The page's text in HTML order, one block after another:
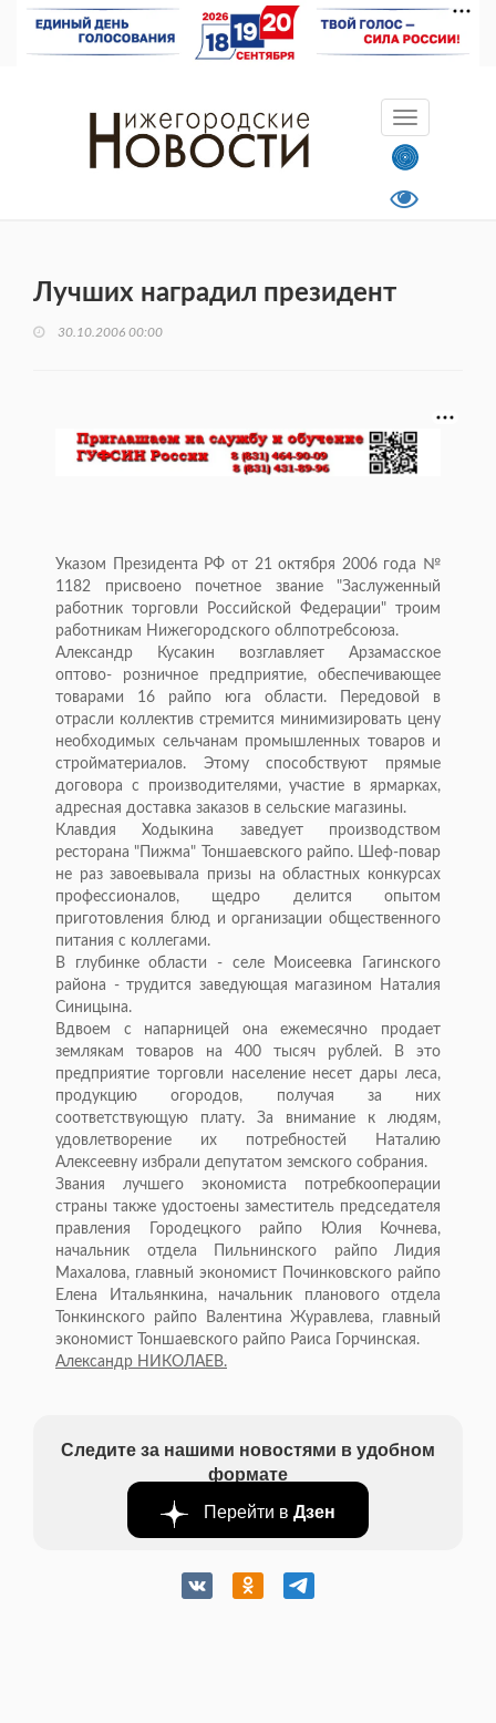
Лучших наградил президент
30.10.2006 00:00
Указом Президента РФ от 21 октября 2006 года №
1182 присвоено почетное звание "Заслуженный
работник торговли Российской Федерации" троим
работникам Нижегородского облпотребсоюза.
Александр Кусакин возглавляет Арзамасское
оптово- розничное предприятие, обеспечивающее
товарами 16 райпо юга области. Передовой в
отрасли коллектив стремится минимизировать цену
необходимых сельчанам промышленных товаров и
стройматериалов. Этому способствуют прямые
договора с производителями, участие в ярмарках,
адресная доставка заказов в сельские магазины.
Клавдия Ходыкина заведует производством
ресторана "Пижма" Тоншаевского райпо. Шеф-повар
не раз завоевывала призы на областных конкурсах
профессионалов, щедро делится опытом
приготовления блюд и организации общественного
питания с коллегами.
В глубинке области - селе Моисеевка Гагинского
района - трудится заведующая магазином Наталия
Синицына.
Вдвоем с напарницей она ежемесячно продает
землякам товаров на 400 тысяч рублей. В это
предприятие торговли население несет дары леса,
продукцию огородов, получая за них
соответствующую плату. За внимание к людям,
удовлетворение их потребностей Наталию
Алексеевну избрали депутатом земского собрания.
Звания лучшего экономиста потребкооперации
страны также удостоены заместитель председателя
правления Городецкого райпо Юлия Кочнева,
начальник отдела Пильнинского райпо Лидия
Махалова, главный экономист Починковского райпо
Елена Итальянкина, начальник планового отдела
Тонкинского райпо Валентина Журавлева, главный
экономист Тоншаевского райпо Раиса Горчинская.
Александр НИКОЛАЕВ.
Следите за нашими новостями в удобном
формате
Перейти в Дзен